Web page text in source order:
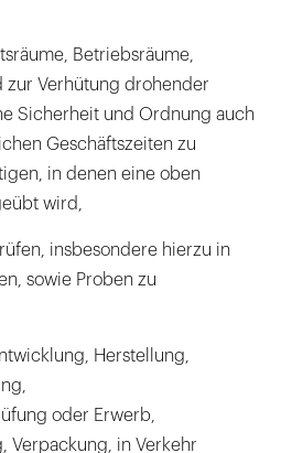
Betriebsräume,
zur Verhütung drohender
Sicherheit und Ordnung auch
Geschäftszeiten zu
in denen eine oben
wird,
insbesondere hierzu in
sowie Proben zu
Herstellung,
oder Erwerb,
Verpackung, in Verkehr